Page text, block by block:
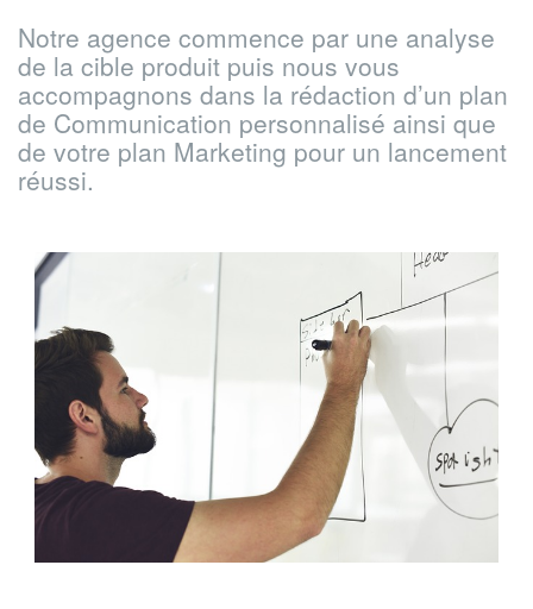
Notre agence commence par une analyse
de la cible produit puis nous vous
accompagnons dans la rédaction d’un plan
de Communication personnalisé ainsi que
de votre plan Marketing pour un lancement
réussi.